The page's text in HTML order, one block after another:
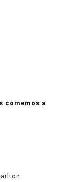
comemos a